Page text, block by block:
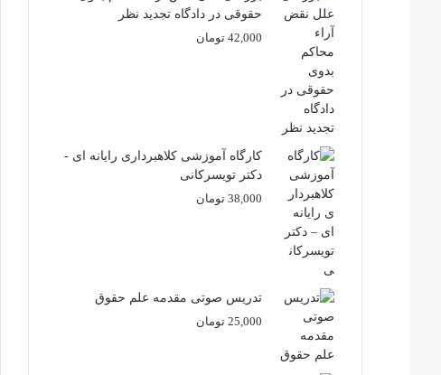
حقوقی در دادگاه تجدید نظر
42,000 تومان
کارگاه آموزشی کلاهبرداری رایانه ای -
دکتر تویسرکانی
38,000 تومان
تدریس صوتی مقدمه علم حقوق
25,000 تومان